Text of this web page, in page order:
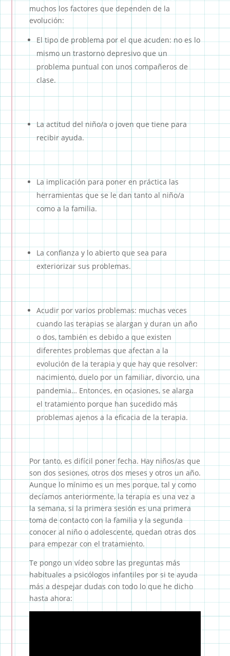
muchos los factores que dependen de la
evolución:
El tipo de problema por el que acuden: no es lo
mismo un trastorno depresivo que un
problema puntual con unos compañeros de
clase.
La actitud del niño/a o joven que tiene para
recibir ayuda.
La implicación para poner en práctica las
herramientas que se le dan tanto al niño/a
como a la familia.
La confianza y lo abierto que sea para
exteriorizar sus problemas.
Acudir por varios problemas: muchas veces
cuando las terapias se alargan y duran un año
o dos, también es debido a que existen
diferentes problemas que afectan a la
evolución de la terapia y que hay que resolver:
nacimiento, duelo por un familiar, divorcio, una
pandemia… Entonces, en ocasiones, se alarga
el tratamiento porque han sucedido más
problemas ajenos a la eficacia de la terapia.
Por tanto, es difícil poner fecha. Hay niños/as que
son dos sesiones, otros dos meses y otros un año.
Aunque lo mínimo es un mes porque, tal y como
decíamos anteriormente, la terapia es una vez a
la semana, si la primera sesión es una primera
toma de contacto con la familia y la segunda
conocer al niño o adolescente, quedan otras dos
para empezar con el tratamiento.
Te pongo un vídeo sobre las preguntas más
habituales a psicólogos infantiles por si te ayuda
más a despejar dudas con todo lo que he dicho
hasta ahora: